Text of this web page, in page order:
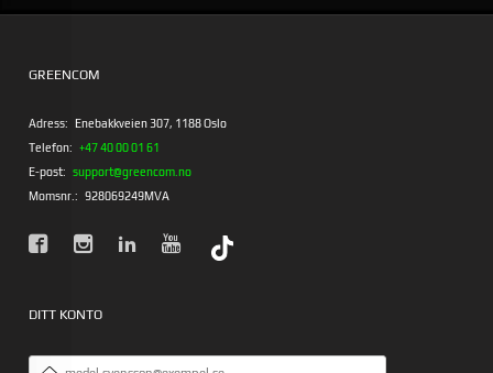
GREENCOM
Adress: Enebakkveien 307, 1188 Oslo
Telefon: +47 40 00 01 61
E-post: support@greencom.no
Momsnr.: 928069249MVA
DITT KONTO
E-